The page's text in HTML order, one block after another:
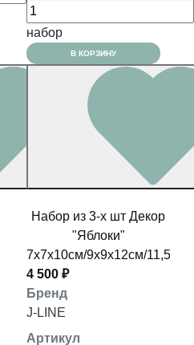
набор
В КОРЗИНУ
Набор из 3-х шт Декор
"Яблоки"
7x7x10см/9х9х12см/
4 500 ₽
Бренд
J-LINE
Артикул